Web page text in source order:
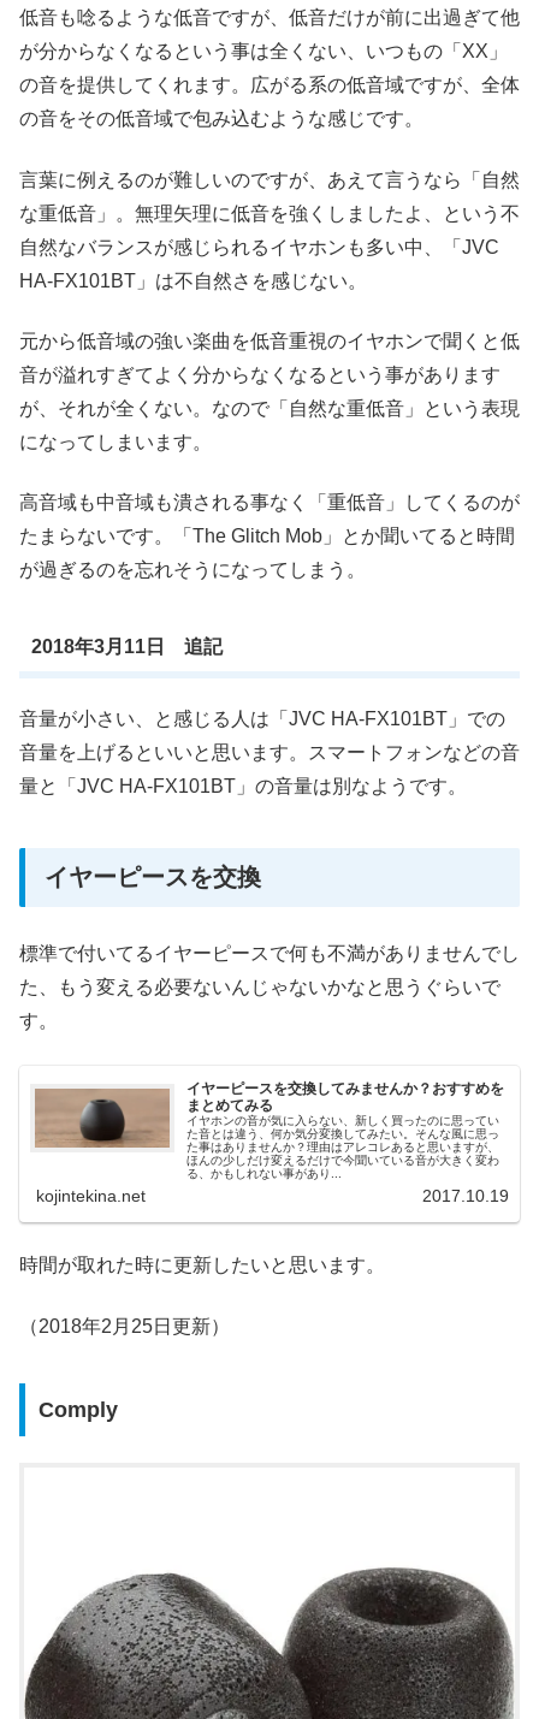
低音も唸るような低音ですが、低音だけが前に出過ぎて他
が分からなくなるという事は全くない、いつもの「XX」
の音を提供してくれます。広がる系の低音域ですが、全体
の音をその低音域で包み込むような感じです。
言葉に例えるのが難しいのですが、あえて言うなら「自然
な重低音」。無理矢理に低音を強くしましたよ、という不
自然なバランスが感じられるイヤホンも多い中、「JVC
HA-FX101BT」は不自然さを感じない。
元から低音域の強い楽曲を低音重視のイヤホンで聞くと低
音が溢れすぎてよく分からなくなるという事があります
が、それが全くない。なので「自然な重低音」という表現
になってしまいます。
高音域も中音域も潰される事なく「重低音」してくるのが
たまらないです。「The Glitch Mob」とか聞いてると時間
が過ぎるのを忘れそうになってしまう。
2018年3月11日 追記
音量が小さい、と感じる人は「JVC HA-FX101BT」での
音量を上げるといいと思います。スマートフォンなどの音
量と「JVC HA-FX101BT」の音量は別なようです。
イヤーピースを交換
標準で付いてるイヤーピースで何も不満がありませんでし
た、もう変える必要ないんじゃないかなと思うぐらいで
す。
イヤーピースを交換してみませんか？おすすめを
まとめてみる
イヤホンの音が気に入らない、新しく買ったのに思ってい
た音とは違う、何か気分変換してみたい。そんな風に思っ
た事はありませんか？理由はアレコレあると思いますが、
ほんの少しだけ変えるだけで今聞いている音が大きく変わ
る、かもしれない事があり...
kojintekina.net 2017.10.19
時間が取れた時に更新したいと思います。
（2018年2月25日更新）
Comply